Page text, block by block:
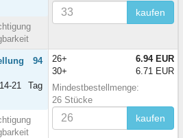
kaufen
94
21 Tag
26+
6.94 EUR
30+
6.71 EUR
Mindestbestellmenge:
26 Stücke
kaufen